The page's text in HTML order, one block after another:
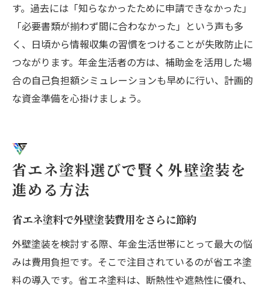
す。過去には「知らなかったために申請できなかった」
「必要書類が揃わず間に合わなかった」という声も多
く、日頃から情報収集の習慣をつけることが失敗防止に
つながります。年金生活者の方は、補助金を活用した場
合の自己負担額シミュレーションも早めに行い、計画的
な資金準備を心掛けましょう。
省エネ塗料選びで賢く外壁塗装を
進める方法
省エネ塗料で外壁塗装費用をさらに節約
外壁塗装を検討する際、年金生活世帯にとって最大の悩
みは費用負担です。そこで注目されているのが省エネ塗
料の導入です。省エネ塗料は、断熱性や遮熱性に優れ、